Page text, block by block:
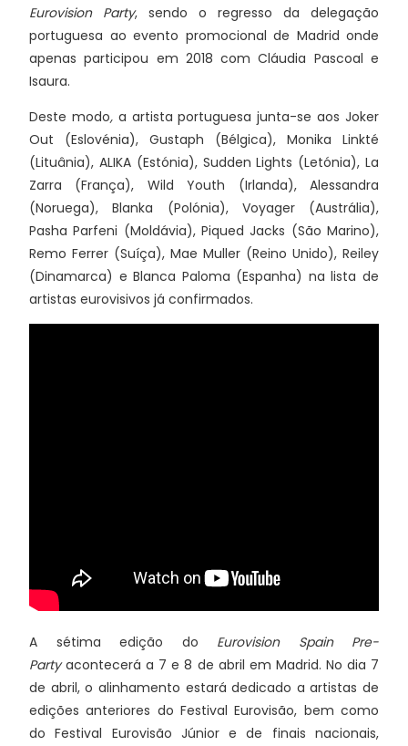
Eurovision Party, sendo o regresso da delegação
portuguesa ao evento promocional de Madrid onde
apenas participou em 2018 com Cláudia Pascoal e
Isaura.
Deste modo, a artista portuguesa junta-se aos Joker
Out (Eslovénia), Gustaph (Bélgica), Monika Linkté
(Lituânia), ALIKA (Estónia), Sudden Lights (Letónia), La
Zarra (França), Wild Youth (Irlanda), Alessandra
(Noruega), Blanka (Polónia), Voyager (Austrália),
Pasha Parfeni (Moldávia), Piqued Jacks (São Marino),
Remo Ferrer (Suíça), Mae Muller (Reino Unido), Reiley
(Dinamarca) e Blanca Paloma (Espanha) na lista de
artistas eurovisivos já confirmados.
A sétima edição do Eurovision Spain Pre-
Partyacontecerá a 7 e 8 de abril em Madrid. No dia 7
de abril, o alinhamento estará dedicado a artistas de
edições anteriores do Festival Eurovisão, bem como
do Festival Eurovisão Júnior e de finais nacionais,